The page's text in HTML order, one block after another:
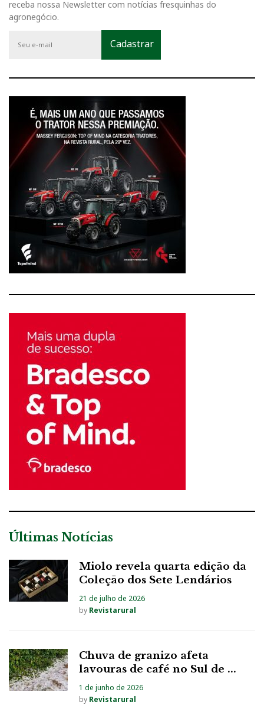
receba nossa Newsletter com notícias fresquinhas do
agronegócio.
Últimas Notícias
Miolo revela quarta edição da
Coleção dos Sete Lendários
21 de julho de 2026
by Revistarural
Chuva de granizo afeta
lavouras de café no Sul de ...
1 de junho de 2026
by Revistarural